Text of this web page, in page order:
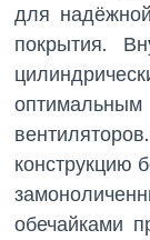
для
покрытия.
конструкцию
обечайками